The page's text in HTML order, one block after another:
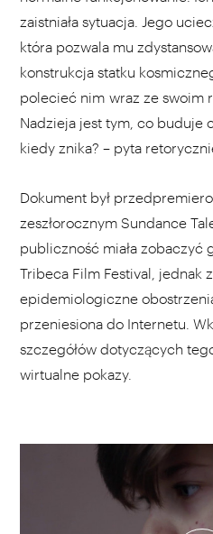
zaistniała sytuacja. Jego
która pozwala mu
konstrukcja statku
polecieć nim wraz ze swoim
Nadzieja jest tym, co buduje
kiedy znika? – pyta
Dokument był
zeszłorocznym Sundance
publiczność miała zobaczyć
Tribeca Film Festival, jednak
epidemiologiczne
przeniesiona do Internetu.
szczegółów dotyczących
wirtualne pokazy.